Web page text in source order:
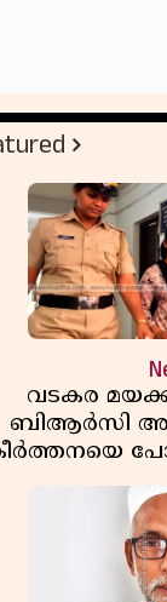
വടകര
ബിആർസി